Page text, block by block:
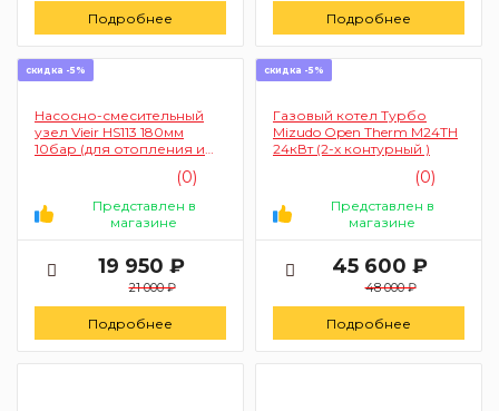
Подробнее Подробнее
скидка -5%
Насосно-смесительный
узел Vieir HS113 180мм
10бар (для отопления и
(0)
Представлен в
магазине
19 950 ₽
21 000 ₽
Подробнее
скидка -5%
Газовый котел Турбо
Mizudo Open Therm М24ТН
24кВт (2-х контурный )
(0)
Представлен в
магазине
45 600 ₽
48 000 ₽
Подробнее